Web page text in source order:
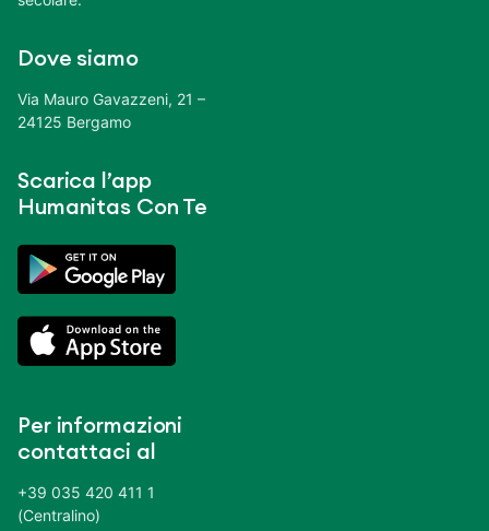
Dove siamo
Via Mauro Gavazzeni, 21 –
24125 Bergamo
Scarica l’app
Humanitas Con Te
Per informazioni
contattaci al
+39 035 420 411 1
(Centralino)